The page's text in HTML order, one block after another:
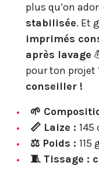
plus qu’on
stabilisée. Et
imprimés
après lavage
pour ton projet
conseiller !
🌱
📏 Laize : 145
⚖️ Poids : 115
🧵 Tissage :